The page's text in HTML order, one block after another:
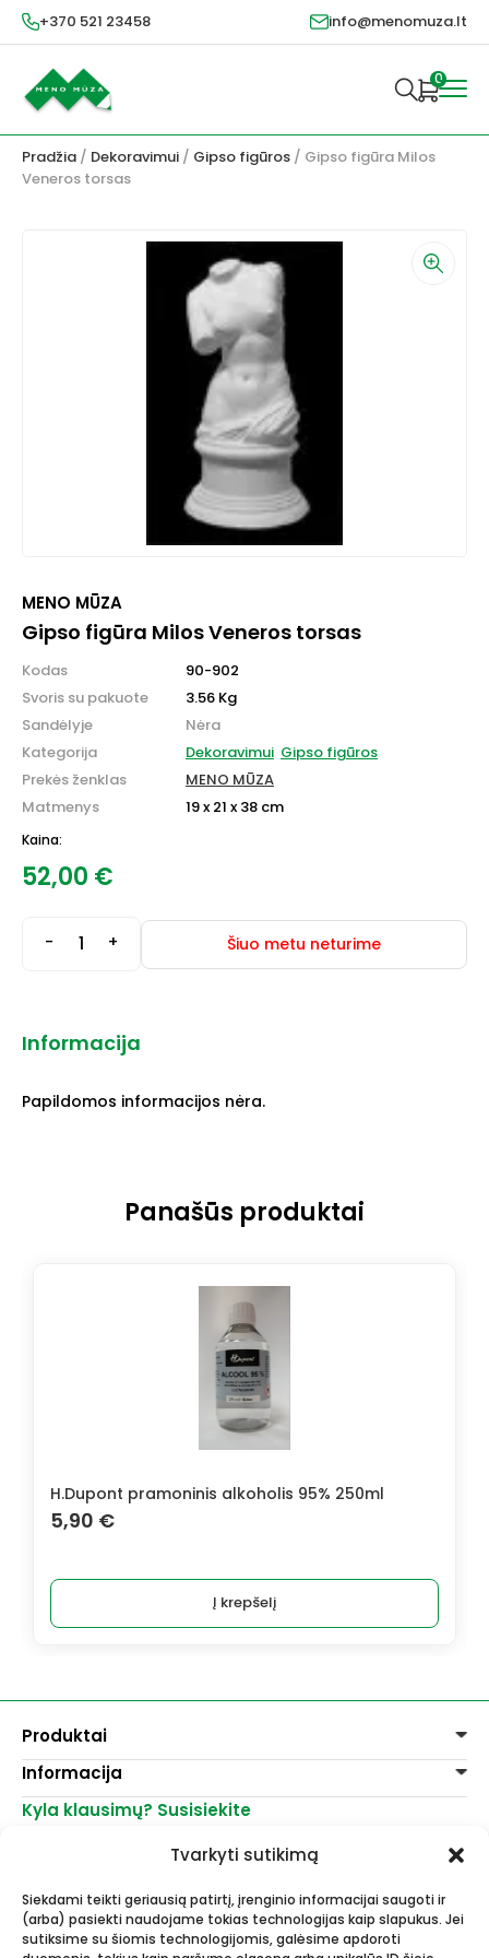
Tvarkyti sutikimą
Siekdami teikti geriausią patirtį, įrenginio informacijai saugoti ir
(arba) pasiekti naudojame tokias technologijas kaip slapukus. Jei
sutiksime su šiomis technologijomis, galėsime apdoroti
+370 521 23458 info@menomuza.lt
0
Pradžia / Dekoravimui / Gipso figūros / Gipso figūra Milos
Veneros torsas
MENO MŪZA
Gipso figūra Milos Veneros torsas
Kodas
Svoris su pakuote
Sandėlyje
Kategorija
Prekės ženklas
Matmenys
90-902
3.56 Kg
Nėra
Dekoravimui Gipso figūros
MENO MŪZA
19 x 21 x 38 cm
Kaina:
52,00 €
- + Šiuo metu neturime
Informacija
Papildomos informacijos nėra.
Panašūs produktai
H.Dupont pramoninis alkoholis 95% 250ml
5,90€
Į krepšelį
Produktai
Dažai
Dekoravimui
Lakai, skiedikliai
Akvarelinis popierius
Molbertai
Keramikams ir skulptoriams
Informacija
Pirkimo taisyklės
Parduotuvės
Kyla klausimų? Susisiekite
info@menomuza.lt
Dailės, dailininkų reikmenys -
didmeninė ir mažmeninė prekyba.